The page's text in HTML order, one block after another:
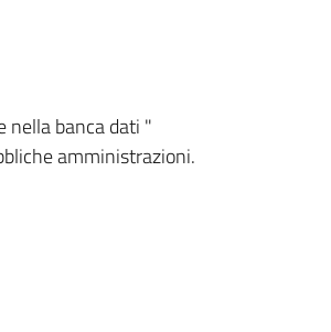
nella banca dati "
amministrazioni.